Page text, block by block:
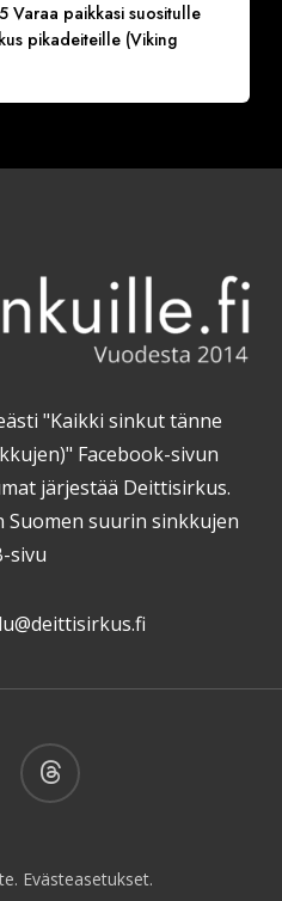
Varaa paikkasi suositulle
pikadeiteille (Viking
"Kaikki sinkut tänne
Facebook-sivun
järjestää Deittisirkus.
suurin sinkkujen
sivu
threads
Evästeasetukset.